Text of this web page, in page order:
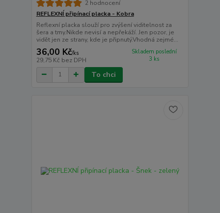
2 hodnocení
REFLEXNÍ připínací placka - Kobra
Reflexní placka slouží pro zvýšení viditelnost za
šera a tmy.Nikde nevisí a nepřekáží. Jen pozor, je
vidět jen ze strany, kde je připnutý.Vhodná zejmé...
36,00 Kč/ks
29,75 Kč bez DPH
Skladem poslední
3 ks
To chci